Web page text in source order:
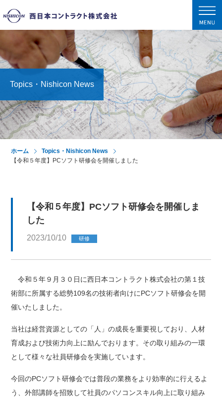
nav
Topics・Nishicon News
ホーム
Topics・Nishicon News
【令和５年度】PCソフト研修会を開催しました
【令和５年度】PCソフト研修会を開催しま
した
2023/10/10 研修
令和５年９月３０日に西日本コントラクト株式会社の第１技
術部に所属する総勢109名の技術者向けにPCソフト研修会を開
催いたしました。
当社は経営資源としての「人」の成長を重要視しており、人材
育成および技術力向上に励んでおります。その取り組みの一環
として様々な社員研修会を実施しています。
今回のPCソフト研修会では普段の業務をより効率的に行えるよ
う、外部講師を招致して社員のパソコンスキル向上に取り組み